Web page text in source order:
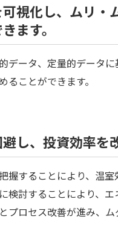
視化し、ムリ・
ます。
データ、定量的データ
ことができます。
し、投資効率を
握することにより、温
検討することにより、
プロセス改善が進み、ム